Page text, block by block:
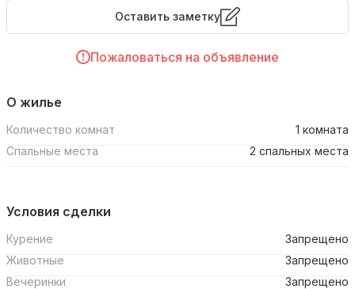
Оставить заметку
Пожаловаться на объявление
О жилье
Количество комнат
1 комната
Спальные места
2 спальных места
Условия сделки
Курение
Запрещено
Животные
Запрещено
Вечеринки
Запрещено